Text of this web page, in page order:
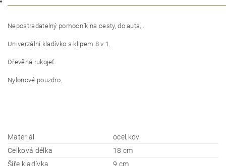
Nepostradatelný pomocník na cesty, do auta,...
Univerzální kladívko s klipem 8 v 1.
Dřevěná rukojeť.
Nylonové pouzdro.
Materiál
ocel,kov
Celková délka
18 cm
Šíře kladívka
9 cm